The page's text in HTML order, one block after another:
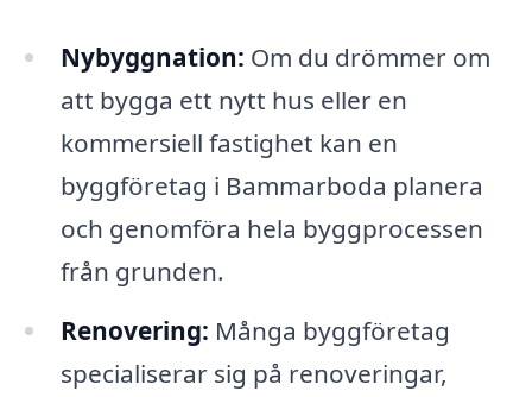
Nybyggnation: Om du drömmer om
att bygga ett nytt hus eller en
kommersiell fastighet kan en
byggföretag i Bammarboda planera
och genomföra hela byggprocessen
från grunden.
Renovering: Många byggföretag
specialiserar sig på renoveringar,